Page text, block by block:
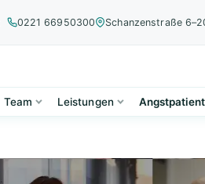
0221 66950300 Schanzenstraße
Team Leistungen